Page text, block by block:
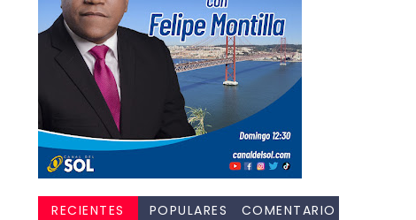
RECIENTES POPULARES
COMENTARIO